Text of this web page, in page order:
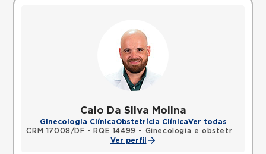
Caio Da Silva Molina
Ginecologia ClínicaObstetrícia ClínicaVer todas
CRM 17008/DF •
RQE 14499 - Ginecologia e obstetrícia
Ver perfil